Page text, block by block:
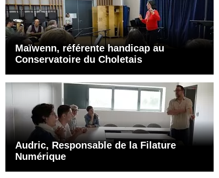
Maïwenn, référente handicap au
Conservatoire du Choletais
Audric, Responsable de la Filature
Numérique